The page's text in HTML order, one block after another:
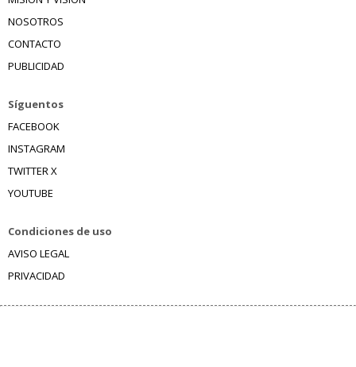
NOSOTROS
CONTACTO
PUBLICIDAD
Síguentos
FACEBOOK
INSTAGRAM
TWITTER X
YOUTUBE
Condiciones de uso
AVISO LEGAL
PRIVACIDAD